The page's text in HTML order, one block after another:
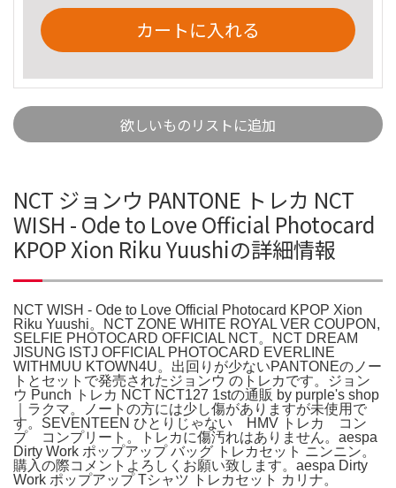
カートに入れる
欲しいものリストに追加
NCT ジョンウ PANTONE トレカ NCT
WISH - Ode to Love Official Photocard
KPOP Xion Riku Yuushiの詳細情報
NCT WISH - Ode to Love Official Photocard KPOP Xion
Riku Yuushi。NCT ZONE WHITE ROYAL VER COUPON,
SELFIE PHOTOCARD OFFICIAL NCT。NCT DREAM
JISUNG ISTJ OFFICIAL PHOTOCARD EVERLINE
WITHMUU KTOWN4U。出回りが少ないPANTONEのノー
トとセットで発売されたジョンウ のトレカです。ジョン
ウ Punch トレカ NCT NCT127 1stの通販 by purple's shop
｜ラクマ。ノートの方には少し傷がありますが未使用で
す。SEVENTEEN ひとりじゃない HMV トレカ コン
プ コンプリート。トレカに傷汚れはありません。aespa
Dirty Work ポップアップ バッグ トレカセット ニンニン。
購入の際コメントよろしくお願い致します。aespa Dirty
Work ポップアップ Tシャツ トレカセット カリナ。